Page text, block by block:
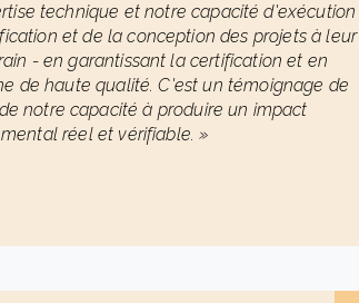
technique et notre capacité d'exécution
et de la conception des projets à leur
- en garantissant la certification et en
de haute qualité. C'est un témoignage de
notre capacité à produire un impact
réel et vérifiable. »